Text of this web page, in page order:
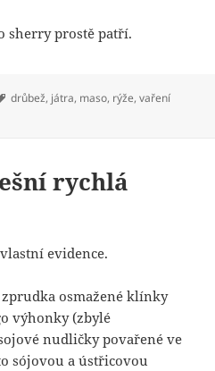
sherry prostě patří.
Štítky:
drůbež, játra, maso, rýže,vaření
Luxusní jatérka na cibulce
rychlá
evidence.
osmažené klínky
výhonky (zbylé
nudličky povařené ve
sójovou a ústřicovou